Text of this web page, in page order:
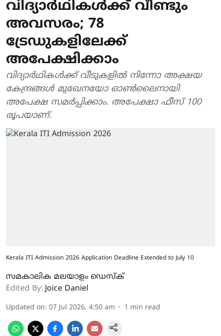
വിദ്യാർഥികൾക്ക് വീണ്ടും
അവസരം; 78
ട്രേഡുകളിലേക്ക്
അപേക്ഷിക്കാം
വിദ്യാർഥികൾക്ക് വീടുകളിൽ നിന്നോ അക്ഷയ
കേന്ദ്രങ്ങൾ മുഖേനയോ ഓൺലൈനായി
അപേക്ഷ സമർപ്പിക്കാം. അപേക്ഷാ ഫീസ് 100
രൂപയാണ്.
Kerala ITI Admission 2026 Application Deadline Extended to July 10
സമകാലിക മലയാളം ഡെസ്ക്
Edited By: Joice Daniel
Updated on: 07 Jul 2026, 4:50 am 1 min read